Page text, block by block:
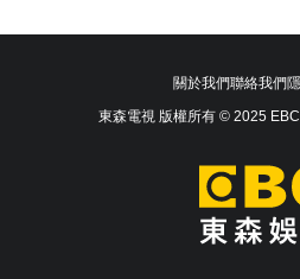
關於我們聯絡我們
東森電視 版權所有 © 2025